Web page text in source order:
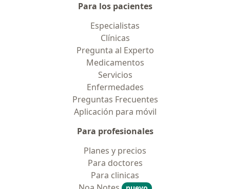
Para los pacientes
Especialistas
Clínicas
Pregunta al Experto
Medicamentos
Servicios
Enfermedades
Preguntas Frecuentes
Aplicación para móvil
Para profesionales
Planes y precios
Para doctores
Para clinicas